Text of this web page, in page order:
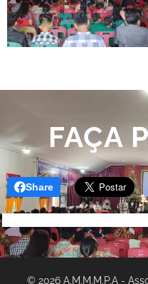
FAÇA
Share
© 2026 A.M.M.M.P.A -